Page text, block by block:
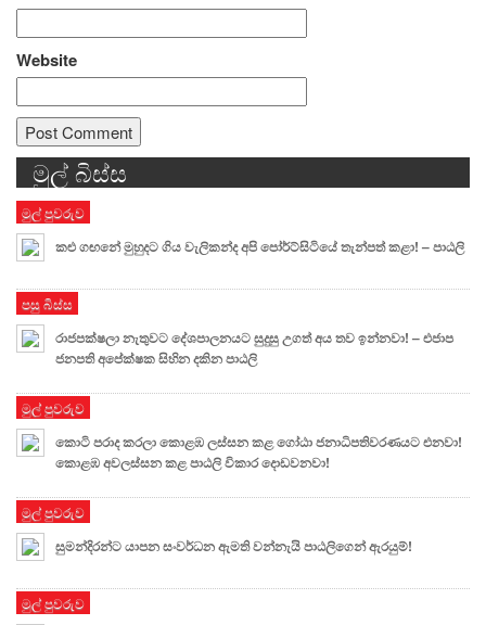
Website
Alternative:
මුල් බිස්ස
මුල් පුවරුව
කළු ගඟනේ මුහුදට ගිය වැලිකන්ද අපි පෝර්ට්සිටියේ තැන්පත් කළා! – පාඨලි
පසු බිස්ස
රාජපක්ෂලා නැතුවට දේශපාලනයට සුදුසු උගත් අය තව ඉන්නවා! – එජාප
ජනපති අපේක්ෂක සිහින දකින පාඨලි
මුල් පුවරුව
කොටි පරාද කරලා කොළඹ ලස්සන කළ ගෝඨා ජනාධිපතිවරණයට එනවා!
කොළඹ අවලස්සන කළ පාඨලි විකාර දොඩවනවා!
මුල් පුවරුව
සුමන්දිරන්ට යාපන සංවර්ධන ඇමති වන්නැයි පාඨලිගෙන් ඇරයුම්!
මුල් පුවරුව